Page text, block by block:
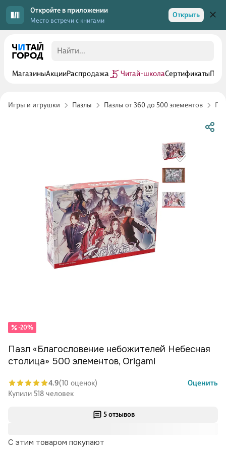
Откройте в приложении
Место встречи с книгами
Открыть
МагазиныАкцииРаспродажа Читай-школаСертификаты
Игры и игрушки Пазлы Пазлы от 360 до 500 элементов
5 отзывов
С этим товаром покупают
-20%
Пазл «Благословение небожителей Небесная
столица» 500 элементов, Origami
4.9(10 оценок)
Оценить
Купили 518 человек